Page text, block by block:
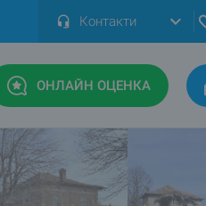
Контакти
ОНЛАЙН ОЦЕНКА